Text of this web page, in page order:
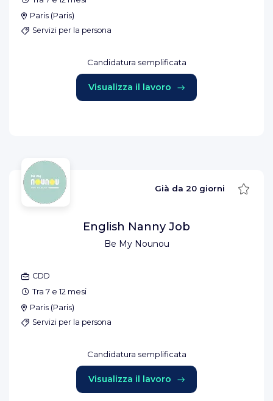
Paris (Paris)
Servizi per la persona
Candidatura semplificata
Visualizza il lavoro
Be My Nounou
Già da 20 giorni Salva
English Nanny Job
CDD
Tra 7 e 12 mesi
Paris (Paris)
Servizi per la persona
Candidatura semplificata
Visualizza il lavoro